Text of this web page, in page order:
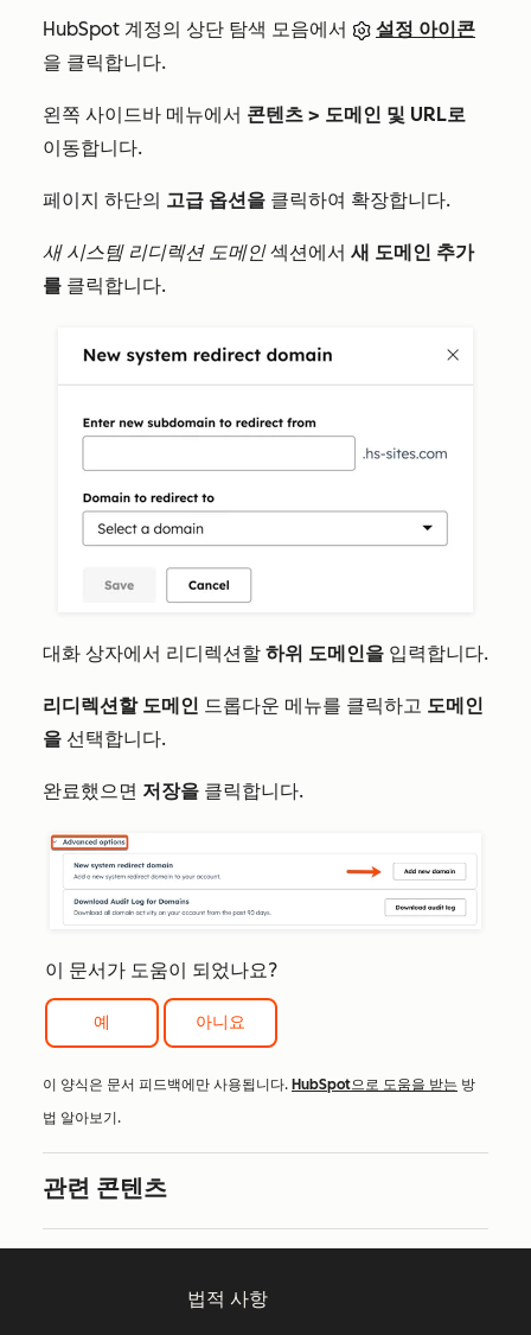
HubSpot 계정의 상단 탐색 모음에서
설정 아이콘
을 클릭합니다.
왼쪽 사이드바 메뉴에서 콘텐츠 > 도메인 및 URL로
이동합니다.
페이지 하단의 고급 옵션을 클릭하여 확장합니다.
새 시스템 리디렉션 도메인섹션에서 새 도메인 추가
를 클릭합니다.
대화 상자에서 리디렉션할 하위 도메인을 입력합니다.
리디렉션할 도메인 드롭다운 메뉴를 클릭하고 도메인
을 선택합니다.
완료했으면 저장을 클릭합니다.
이 문서가 도움이 되었나요?
예 아니요
이 양식은 문서 피드백에만 사용됩니다. HubSpot으로 도움을 받는 방
법 알아보기.
관련 콘텐츠
법적 사항